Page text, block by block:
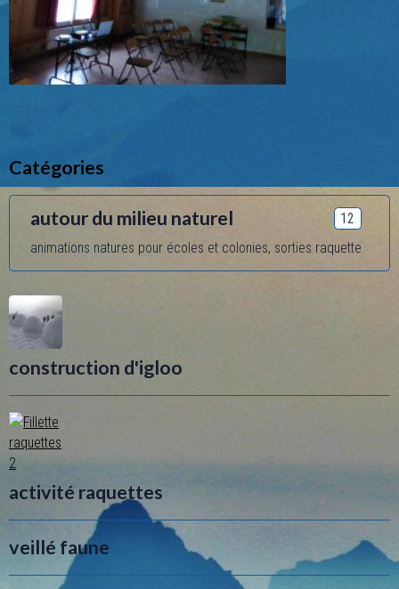
Catégories
autour du milieu naturel
12
animations natures pour écoles et colonies, sorties raquette
construction d'igloo
activité raquettes
veillé faune